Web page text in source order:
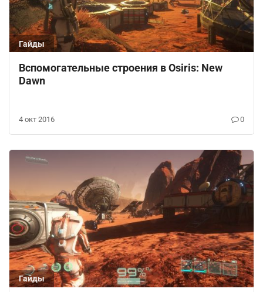
Гайды
Вспомогательные строения в Osiris: New
Dawn
4 окт 2016 0
Гайды